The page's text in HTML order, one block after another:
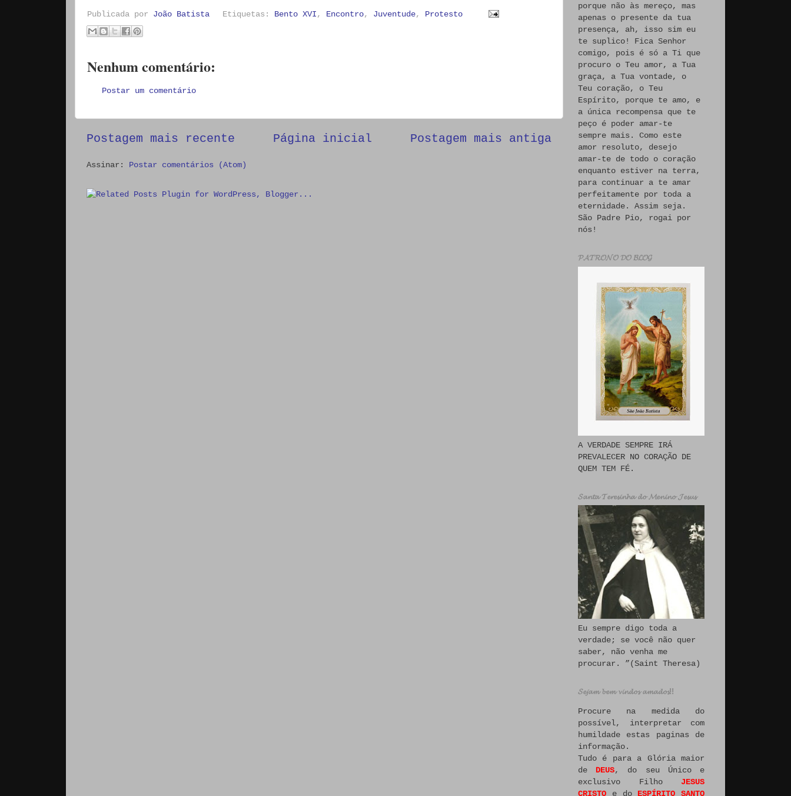
Publicada por João Batista Etiquetas: Bento XVI, Encontro, Juventude, Protesto
Nenhum comentário:
Postar um comentário
Postagem mais recente Postagem mais antiga
Página inicial
Assinar: Postar comentários (Atom)
porque não às mereço, mas
apenas o presente da tua
presença, ah, isso sim eu
te suplico! Fica Senhor
comigo, pois é só a Ti que
procuro o Teu amor, a Tua
graça, a Tua vontade, o
Teu coração, o Teu
Espírito, porque te amo, e
a única recompensa que te
peço é poder amar-te
sempre mais. Como este
amor resoluto, desejo
amar-te de todo o coração
enquanto estiver na terra,
para continuar a te amar
perfeitamente por toda a
eternidade. Assim seja.
São Padre Pio, rogai por
nós!
𝓟𝓐𝓣𝓡𝓞𝓝𝓞 𝓓𝓞 𝓑𝓛𝓞𝓖
A VERDADE SEMPRE IRÁ
PREVALECER NO CORAÇÃO DE
QUEM TEM FÉ.
𝓢𝓪𝓷𝓽𝓪 𝓣𝓮𝓻𝓮𝓼𝓲𝓷𝓱𝓪 𝓭𝓸 𝓜𝓮𝓷𝓲𝓷𝓸 𝓙𝓮𝓼𝓾𝓼
Eu sempre digo toda a
verdade; se você não quer
saber, não venha me
procurar. ”(Saint Theresa)
𝓢𝓮𝓳𝓪𝓶 𝓫𝓮𝓶 𝓿𝓲𝓷𝓭𝓸𝓼 𝓪𝓶𝓪𝓭𝓸𝓼!!
Procure na medida do
possível, interpretar com
humildade estas paginas de
informação.
Tudo é para a Glória maior
de DEUS, do seu Único e
exclusivo Filho JESUS
CRISTO e do ESPÍRITO SANTO